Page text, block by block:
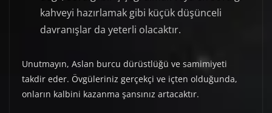
kahveyi hazırlamak gibi küçük düşünceli
davranışlar da yeterli olacaktır.
Unutmayın, Aslan burcu dürüstlüğü ve samimiyeti
takdir eder. Övgüleriniz gerçekçi ve içten olduğunda,
onların kalbini kazanma şansınız artacaktır.